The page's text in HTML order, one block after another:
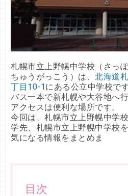
札幌市立上野幌中学校（さっ
ちゅうがっこう）は、北海道
丁目10-1にある公立中学校です
バス一本で新札幌や大谷地へ
アクセスは便利な場所です。
今回は、札幌市立上野幌中学
学先、札幌市立上野幌中学校
気になる情報をまとめま
目次